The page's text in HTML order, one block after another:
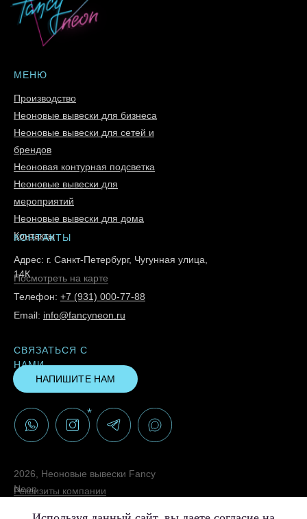
МЕНЮ
Производство
Неоновые вывески для бизнеса
Неоновые вывески для сетей и
брендов
Неоновая контурная подсветка
Неоновые вывески для
мероприятий
Неоновые вывески для дома
Контакты
КОНТАКТЫ
Посмотреть на карте
Адрес: г. Санкт-Петербург, Чугунная улица,
14К
Телефон: +7 (931) 000-77-88
Email: info@fancyneon.ru
Реквизиты компании
2026, Неоновые вывески Fancy
Neon
СВЯЗАТЬСЯ С
НАМИ
НАПИШИТЕ НАМ
*